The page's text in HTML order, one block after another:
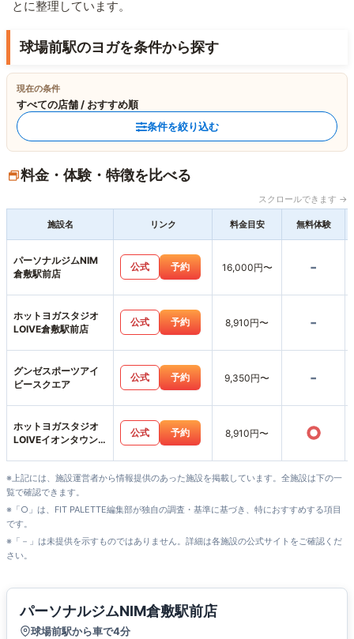
とに整理しています。
球場前駅のヨガを条件から探す
現在の条件
すべての店舗 / おすすめ順
条件を絞り込む
料金・体験・特徴を比べる
スクロールできます →
施設名 リンク 料金目安 無料体験
パーソナルジムNIM
倉敷駅前店
公式 予約 16,000円〜 -
ホットヨガスタジオ
LOIVE倉敷駅前店
公式 予約 8,910円〜 -
グンゼスポーツアイ
ビースクエア
公式 予約 9,350円〜 -
ホットヨガスタジオ
LOIVEイオンタウン
公式 予約 8,910円〜 ○
※上記には、施設運営者から情報提供のあった施設を掲載しています。全施設は下の一
覧で確認できます。
※「○」は、FIT PALETTE編集部が独自の調査・基準に基づき、特におすすめする項目
です。
※「－」は未提供を示すものではありません。詳細は各施設の公式サイトをご確認くだ
さい。
パーソナルジムNIM倉敷駅前店
球場前駅から車で4分